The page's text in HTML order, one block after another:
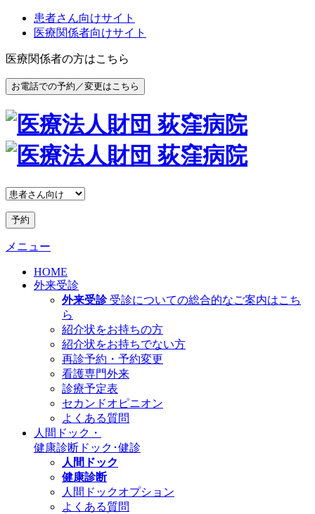
患者さん向けサイト
医療関係者向けサイト
医療関係者の方はこちら
お電話での予約／変更はこちら
予約
メニュー
HOME
外来受診
外来受診 受診についての総合的なご案内はこち
ら
紹介状をお持ちの方
紹介状をお持ちでない方
再診予約・予約変更
看護専門外来
診療予定表
セカンドオピニオン
よくある質問
人間ドック・
健康診断 ドック･健診
人間ドック
健康診断
人間ドックオプション
よくある質問